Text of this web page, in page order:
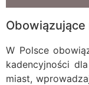
W Polsce
kadencyjności
miast,